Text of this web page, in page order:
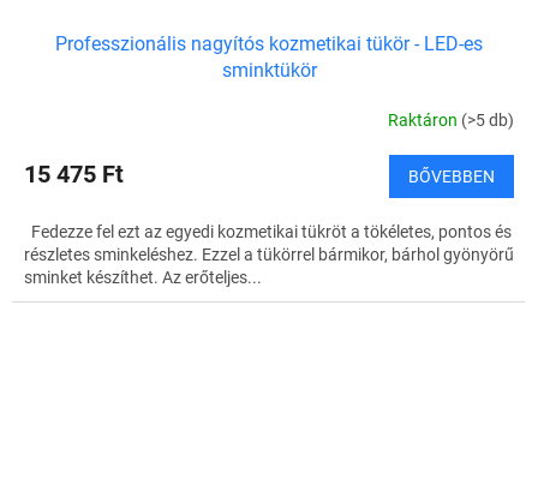
Professzionális nagyítós kozmetikai tükör - LED-es
sminktükör
Raktáron (>5 db)
15 475 Ft BŐVEBBEN
Fedezze fel ezt az egyedi kozmetikai tükröt a tökéletes, pontos és
részletes sminkeléshez. Ezzel a tükörrel bármikor, bárhol gyönyörű
sminket készíthet. Az erőteljes...